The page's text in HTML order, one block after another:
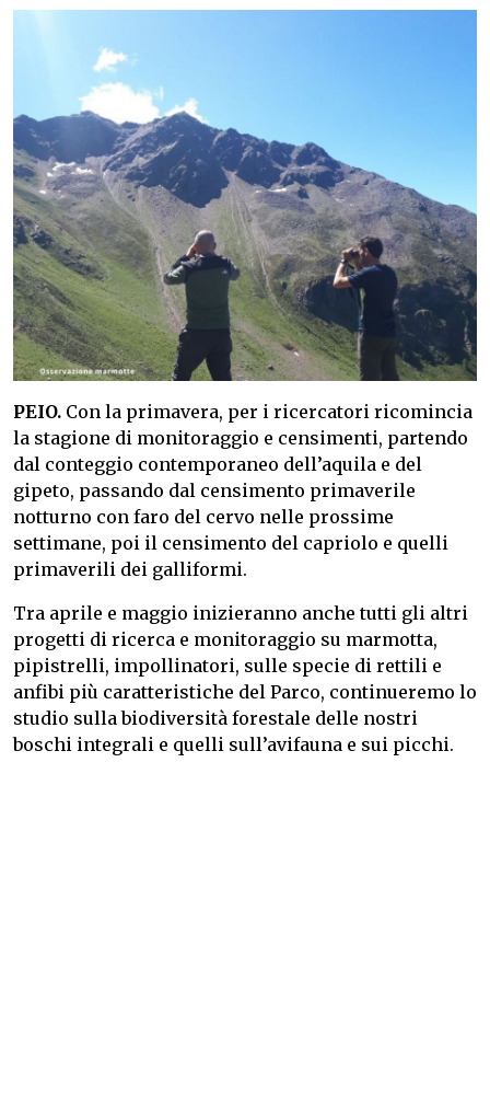
PEIO. Con la primavera, per i ricercatori ricomincia
la stagione di monitoraggio e censimenti, partendo
dal conteggio contemporaneo dell’aquila e del
gipeto, passando dal censimento primaverile
notturno con faro del cervo nelle prossime
settimane, poi il censimento del capriolo e quelli
primaverili dei galliformi.
Tra aprile e maggio inizieranno anche tutti gli altri
progetti di ricerca e monitoraggio su marmotta,
pipistrelli, impollinatori, sulle specie di rettili e
anfibi più caratteristiche del Parco, continueremo lo
studio sulla biodiversità forestale delle nostri
boschi integrali e quelli sull’avifauna e sui picchi.